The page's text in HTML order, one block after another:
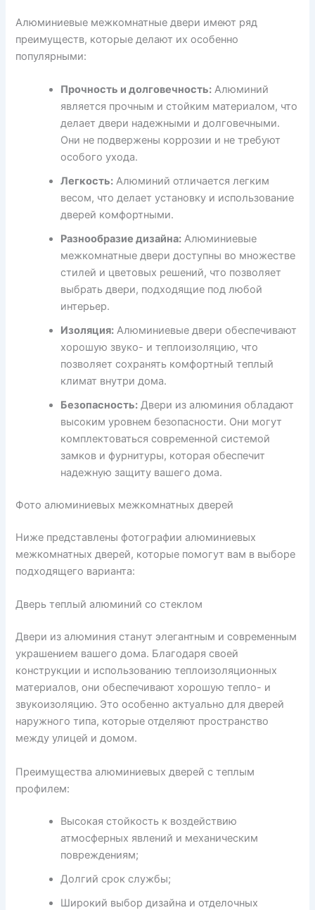
Алюминиевые межкомнатные двери имеют ряд
преимуществ, которые делают их особенно
популярными:
Прочность и долговечность: Алюминий
является прочным и стойким материалом, что
делает двери надежными и долговечными.
Они не подвержены коррозии и не требуют
особого ухода.
Легкость: Алюминий отличается легким
весом, что делает установку и использование
дверей комфортными.
Разнообразие дизайна: Алюминиевые
межкомнатные двери доступны во множестве
стилей и цветовых решений, что позволяет
выбрать двери, подходящие под любой
интерьер.
Изоляция: Алюминиевые двери обеспечивают
хорошую звуко- и теплоизоляцию, что
позволяет сохранять комфортный теплый
климат внутри дома.
Безопасность: Двери из алюминия обладают
высоким уровнем безопасности. Они могут
комплектоваться современной системой
замков и фурнитуры, которая обеспечит
надежную защиту вашего дома.
Фото алюминиевых межкомнатных дверей
Ниже представлены фотографии алюминиевых
межкомнатных дверей, которые помогут вам в выборе
подходящего варианта:
Дверь теплый алюминий со стеклом
Двери из алюминия станут элегантным и современным
украшением вашего дома. Благодаря своей
конструкции и использованию теплоизоляционных
материалов, они обеспечивают хорошую тепло- и
звукоизоляцию. Это особенно актуально для дверей
наружного типа, которые отделяют пространство
между улицей и домом.
Преимущества алюминиевых дверей с теплым
профилем:
Высокая стойкость к воздействию
атмосферных явлений и механическим
повреждениям;
Долгий срок службы;
Широкий выбор дизайна и отделочных